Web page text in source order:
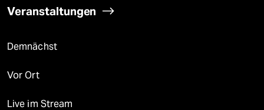
Veranstaltungen
Demnächst
Vor Ort
Live im Stream